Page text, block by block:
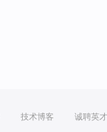
技术博客 诚聘英才